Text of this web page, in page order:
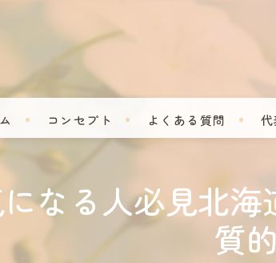
コンセプト よくある質問
なる人必見北
質